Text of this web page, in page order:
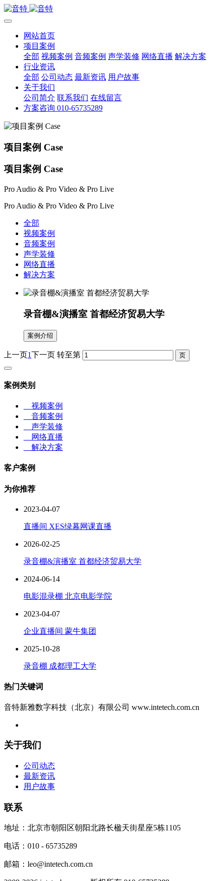
网站首页
项目案例
全部 视频案例 音频案例 声学装修 网络直播 解决方案
行业资讯
全部 公司动态 最新资讯 用户故事
关于我们
公司简介 联系我们 在线留言
方案咨询 010-65735289
项目案例 Case
项目案例 Case
Pro Audio & Pro Video & Pro Live
Pro Audio & Pro Video & Pro Live
全部
视频案例
音频案例
声学装修
网络直播
解决方案
录音棚&演播室 首都经济贸易大学
案例介绍
上一页1下一页 转至第
案例类别
视频案例
音频案例
声学装修
网络直播
解决方案
客户案例
为你推荐
2023-04-07
直播间 XES绿幕网课直播
2026-02-25
录音棚&演播室 首都经济贸易大学
2024-06-14
电影混录棚 北京电影学院
2023-04-07
企业直播间 蒙牛集团
2025-10-28
录音棚 成都理工大学
热门关键词
音特新雅数字科技（北京）有限公司 www.intetech.com.cn
关于我们
公司动态
最新资讯
用户故事
联系
地址：北京市朝阳区朝阳北路长楹天街星座5栋1105
电话：010 - 65735289
邮箱：leo@intetech.com.cn